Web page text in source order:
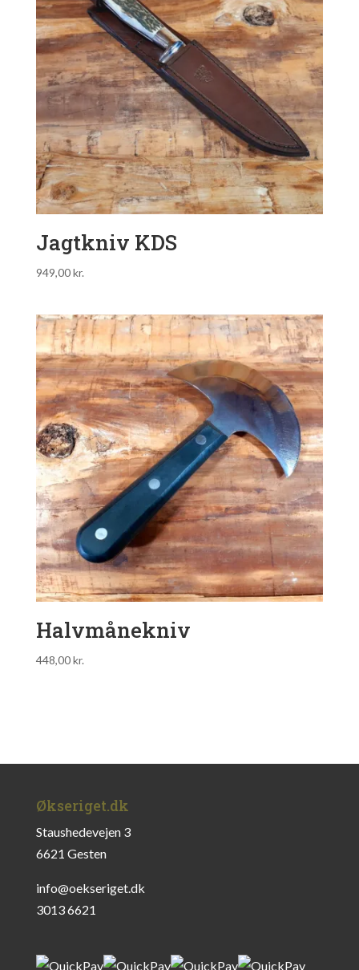
Jagtkniv KDS
949,00kr.
Halvmånekniv
448,00kr.
Økseriget.dk
Staushedevejen 3
6621 Gesten
info@oekseriget.dk
3013 6621